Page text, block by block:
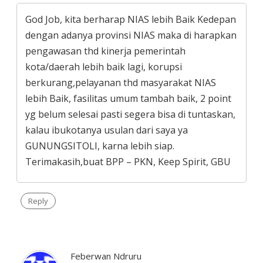
God Job, kita berharap NIAS lebih Baik Kedepan
dengan adanya provinsi NIAS maka di harapkan
pengawasan thd kinerja pemerintah
kota/daerah lebih baik lagi, korupsi
berkurang,pelayanan thd masyarakat NIAS
lebih Baik, fasilitas umum tambah baik, 2 point
yg belum selesai pasti segera bisa di tuntaskan,
kalau ibukotanya usulan dari saya ya
GUNUNGSITOLI, karna lebih siap.
Terimakasih,buat BPP – PKN, Keep Spirit, GBU
Reply
Feberwan Ndruru